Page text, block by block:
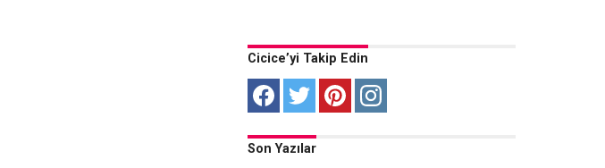
Cicice’yi Takip Edin
Son Yazılar